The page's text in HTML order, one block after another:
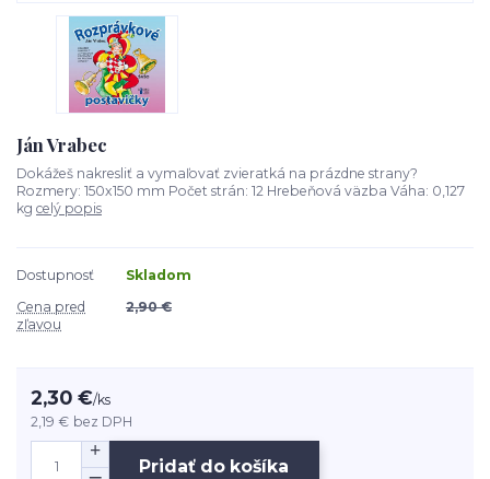
Ján Vrabec
Dokážeš nakresliť a vymaľovať zvieratká na prázdne strany?
Rozmery: 150x150 mm Počet strán: 12 Hrebeňová väzba Váha: 0,127
kg celý popis
Dostupnosť
Skladom
Cena pred
zľavou
2,90 €
2,30 €/ks
2,19 € bez DPH
Pridať do košíka